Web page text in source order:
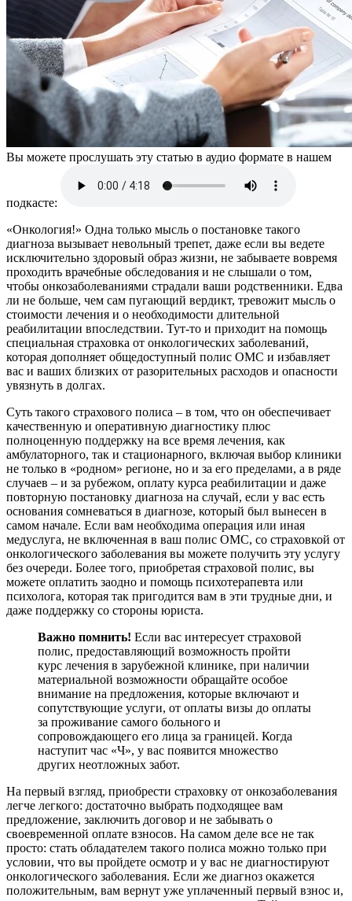
Вы можете прослушать эту статью в аудио формате в нашем
подкасте:
«Онкология!» Одна только мысль о постановке такого
диагноза вызывает невольный трепет, даже если вы ведете
исключительно здоровый образ жизни, не забываете вовремя
проходить врачебные обследования и не слышали о том,
чтобы онкозаболеваниями страдали ваши родственники. Едва
ли не больше, чем сам пугающий вердикт, тревожит мысль о
стоимости лечения и о необходимости длительной
реабилитации впоследствии. Тут-то и приходит на помощь
специальная страховка от онкологических заболеваний,
которая дополняет общедоступный полис ОМС и избавляет
вас и ваших близких от разорительных расходов и опасности
увязнуть в долгах.
Суть такого страхового полиса – в том, что он обеспечивает
качественную и оперативную диагностику плюс
полноценную поддержку на все время лечения, как
амбулаторного, так и стационарного, включая выбор клиники
не только в «родном» регионе, но и за его пределами, а в ряде
случаев – и за рубежом, оплату курса реабилитации и даже
повторную постановку диагноза на случай, если у вас есть
основания сомневаться в диагнозе, который был вынесен в
самом начале. Если вам необходима операция или иная
медуслуга, не включенная в ваш полис ОМС, со страховкой от
онкологического заболевания вы можете получить эту услугу
без очереди. Более того, приобретая страховой полис, вы
можете оплатить заодно и помощь психотерапевта или
психолога, которая так пригодится вам в эти трудные дни, и
даже поддержку со стороны юриста.
Важно помнить! Если вас интересует страховой
полис, предоставляющий возможность пройти
курс лечения в зарубежной клинике, при наличии
материальной возможности обращайте особое
внимание на предложения, которые включают и
сопутствующие услуги, от оплаты визы до оплаты
за проживание самого больного и
сопровождающего его лица за границей. Когда
наступит час «Ч», у вас появится множество
других неотложных забот.
На первый взгляд, приобрести страховку от онкозаболевания
легче легкого: достаточно выбрать подходящее вам
предложение, заключить договор и не забывать о
своевременной оплате взносов. На самом деле все не так
просто: стать обладателем такого полиса можно только при
условии, что вы пройдете осмотр и у вас не диагностируют
онкологического заболевания. Если же диагноз окажется
положительным, вам вернут уже уплаченный первый взнос и,